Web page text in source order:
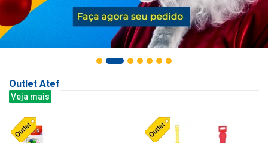
Outlet Atef
Veja mais